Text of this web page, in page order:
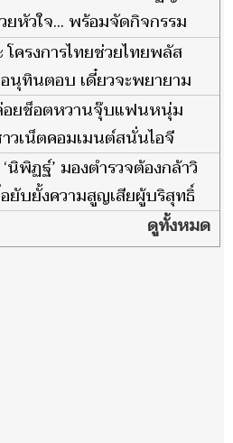
ยหัวใจ... พร้อมจัดกิจกรรม
จิตอาสาบริการประชาชน
โครงการไทยช่วยไทยพลัส
นุทินตอบ เดี๋ยวจะพยายาม
อยช็อตหวานจุ๊บแฟนหนุ่ม
วเน็ตคอมเมนต์สนั่นไอจี
นิพิฏฐ์’ มองตำรวจต้องกล้าวิ
ยับยั้งความสูญเสียผู้บริสุทธิ์
ดูทั้งหมด